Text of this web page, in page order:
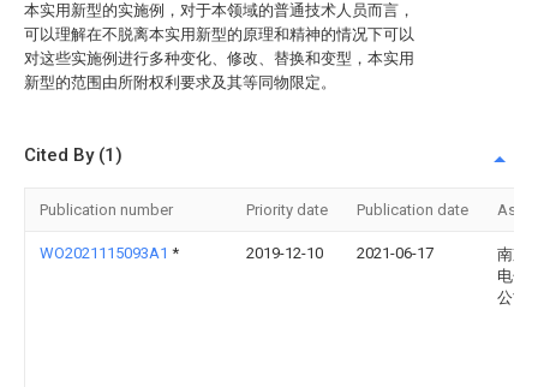
本实用新型的实施例，对于本领域的普通技术人员而言，
可以理解在不脱离本实用新型的原理和精神的情况下可以
对这些实施例进行多种变化、修改、替换和变型，本实用
新型的范围由所附权利要求及其等同物限定。
Cited By (1)
Publication number Priority date Publication date
WO2021115093A1 * 2019-12-10 2021-06-17
南京
电子
公司